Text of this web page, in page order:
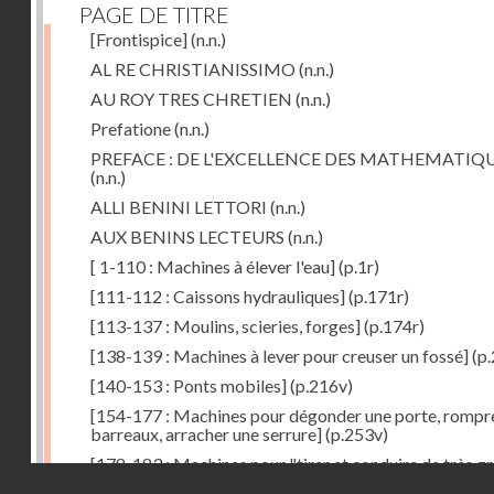
PAGE DE TITRE
[Frontispice](n.n.)
AL RE CHRISTIANISSIMO (n.n.)
AU ROY TRES CHRETIEN (n.n.)
Prefatione(n.n.)
PREFACE : DE L'EXCELLENCE DES
(n.n.)
ALLI BENINI LETTORI (n.n.)
AUX BENINS LECTEURS (n.n.)
[ 1-110 : Machines à élever l'eau](p.1r)
[111-112 : Caissons hydrauliques](p.171r)
[113-137 : Moulins, scieries, forges](p.174r)
[138-139 : Machines à lever pour creuser un fossé]
[140-153 : Ponts mobiles](p.216v)
[154-177 : Machines pour dégonder une porte,
barreaux, arracher une serrure](p.253v)
[178-183 : Machines pour "tirer et conduire de très